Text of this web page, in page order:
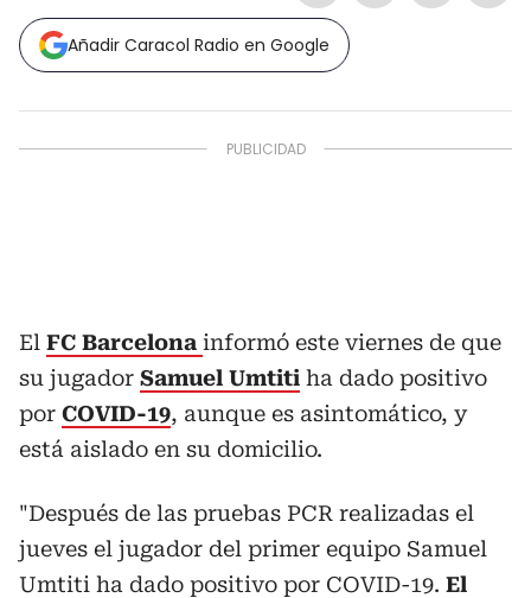
Añadir Caracol Radio en Google
El FC Barcelona informó este viernes de que
su jugador Samuel Umtiti ha dado positivo
por COVID-19, aunque es asintomático, y
está aislado en su domicilio.
"Después de las pruebas PCR realizadas el
jueves el jugador del primer equipo Samuel
Umtiti ha dado positivo por COVID-19. El